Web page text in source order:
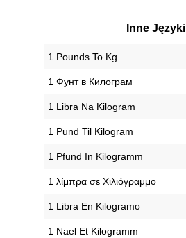
Inne Języki
‎1 Pounds To Kg
‎1 Фунт в Килограм
‎1 Libra Na Kilogram
‎1 Pund Til Kilogram
‎1 Pfund In Kilogramm
‎1 λίμπρα σε Χιλιόγραμμο
‎1 Libra En Kilogramo
‎1 Nael Et Kilogramm